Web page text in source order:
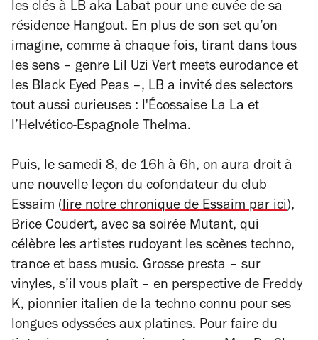
les clés à LB aka Labat pour une cuvée de sa
résidence Hangout. En plus de son set qu’on
imagine, comme à chaque fois, tirant dans tous
les sens – genre Lil Uzi Vert meets eurodance et
les Black Eyed Peas –, LB a invité des selectors
tout aussi curieuses : l'Écossaise La La et
l’Helvético-Espagnole Thelma.
Puis, le samedi 8, de 16h à 6h, on aura droit à
une nouvelle leçon du cofondateur du club
Essaim (lire notre chronique de Essaim par ici),
Brice Coudert, avec sa soirée Mutant, qui
célèbre les artistes rudoyant les scènes techno,
trance et bass music. Grosse presta – sur
vinyles, s’il vous plaît – en perspective de Freddy
K, pionnier italien de la techno connu pour ses
longues odyssées aux platines. Pour faire du